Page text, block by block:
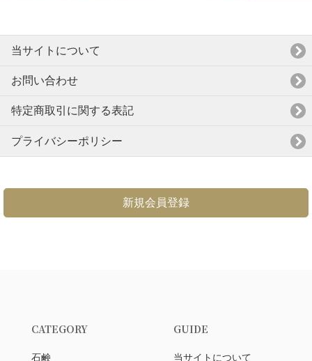
当サイトについて
お問い合わせ
特定商取引に関する表記
プライバシーポリシー
新規会員登録
CATEGORY
石鹸
GUIDE
当サイトについて